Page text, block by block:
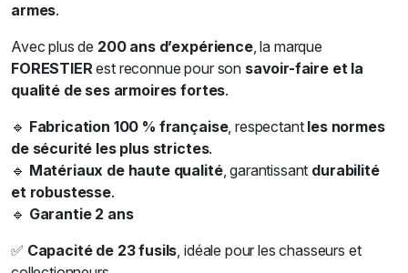
armes.
Avec plus de 200 ans d’expérience, la marque
FORESTIERest reconnue pour son savoir-faire et la
qualité de ses armoires fortes.
🔹 Fabrication 100 % française, respectant les normes
de sécurité les plus strictes.
🔹 Matériaux de haute qualité, garantissant durabilité
et robustesse.
🔹 Garantie 2 ans
✅ Capacité de 23 fusils, idéale pour les chasseurs et